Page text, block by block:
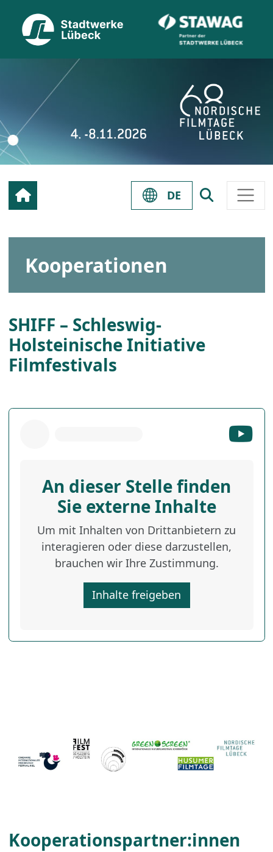
DE
Kooperationen
SHIFF – Schleswig-
Holsteinische Initiative
Filmfestivals
An dieser Stelle finden
Sie externe Inhalte
Um mit Inhalten von Drittanbietern zu
interagieren oder diese darzustellen,
brauchen wir Ihre Zustimmung.
Inhalte freigeben
Kooperationspartner:innen